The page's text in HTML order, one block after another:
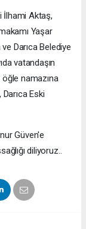
İlhami Aktaş,
Yaşar
Darıca Belediye
vatandaşın
öğle namazına
Eski
Güven'e
diliyoruz..